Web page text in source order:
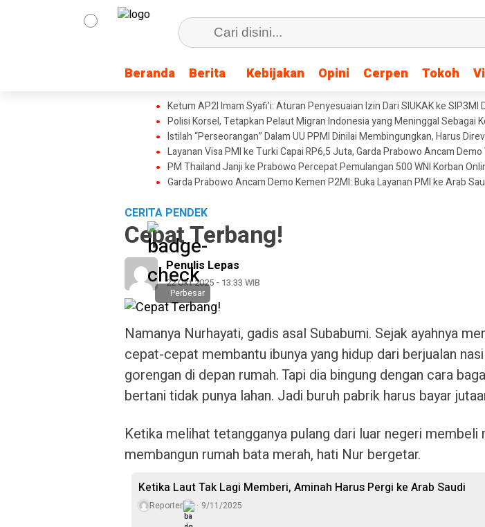
Beranda Berita Kebijakan Opini Cerpen Tokoh
Beranda Berita Kebijakan Opini Cerpen Tokoh
Ketum AP2I Imam Syafi’i: Aturan Penyesuaian Izin Dari SIUKAK ke SIP3MI
Polisi Korsel, Tetapkan Pelaut Migran Indonesia yang Meninggal Sebagai
Istilah “Perseorangan” Dalam UU PPMI Dinilai Membingungkan, Harus
Layanan Visa PMI ke Turki Capai RP6,5 Juta, Garda Prabowo Ancam Demo
PM Thailand Janji ke Prabowo Percepat Pemulangan 500 WNI Korban
Garda Prabowo Ancam Demo Kemen P2MI: Buka Layanan PMI ke Arab
CERITA PENDEK
Cepat Terbang!
Penulis Lepas
22 Okt 2025 - 13:33 WIB
Perbesar
Namanya Nurhayati, gadis asal Subabumi. Sejak ayahnya
cepat-cepat membantu ibunya yang hidup dari berjualan
gorengan di depan rumah. Tapi dia bingung dengan cara
bertani tidak punya lahan. Jadi buruh pabrik harus bayar
Ketika melihat tetangganya pulang dari luar negeri membeli
membangun rumah bata merah, hati Nur bergetar.
Ketika Laut Tak Lagi Memberi, Aminah Harus Pergi ke Arab Saudi
Reporter 9/11/2025